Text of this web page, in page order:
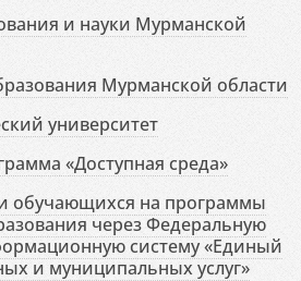
и науки Мурманской
Мурманской области
университет
«Доступная среда»
обучающихся на программы
через Федеральную
систему «Единый
и муниципальных услуг»